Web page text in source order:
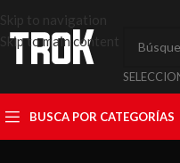
Skip to navigation
Skip to main content
BUSCA POR CATEGORÍAS